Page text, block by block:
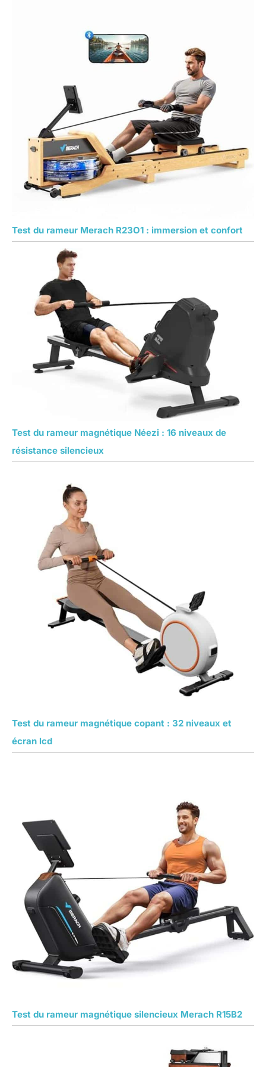
Test du rameur Merach R23O1 : immersion et confort
Test du rameur magnétique Néezi : 16 niveaux de
résistance silencieux
Test du rameur magnétique copant : 32 niveaux et
écran lcd
Test du rameur magnétique silencieux Merach R15B2